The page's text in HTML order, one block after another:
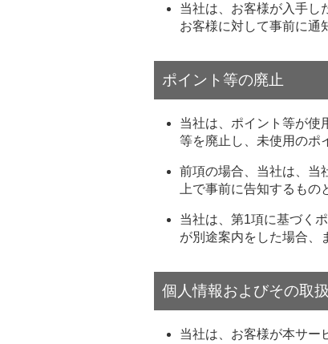
当社は、お客様が入手し
お客様に対して事前に通
ポイント等の廃止
当社は、ポイント等が使
等を廃止し、未使用のポ
前項の場合、当社は、当
上で事前に告知するもの
当社は、第1項に基づく
が別途案内をした場合、
個人情報およびその取
当社は、お客様が本サー